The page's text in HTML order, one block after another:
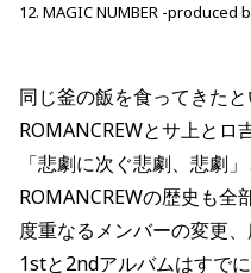
12. MAGIC NUMBER -produced
同じ釜の飯を食ってきたと
ROMANCREWとサ上とロ吉
「悲劇に次ぐ悲劇、悲劇
ROMANCREWの歴史も全
度重なるメンバーの変更
1stと2ndアルバムはすで